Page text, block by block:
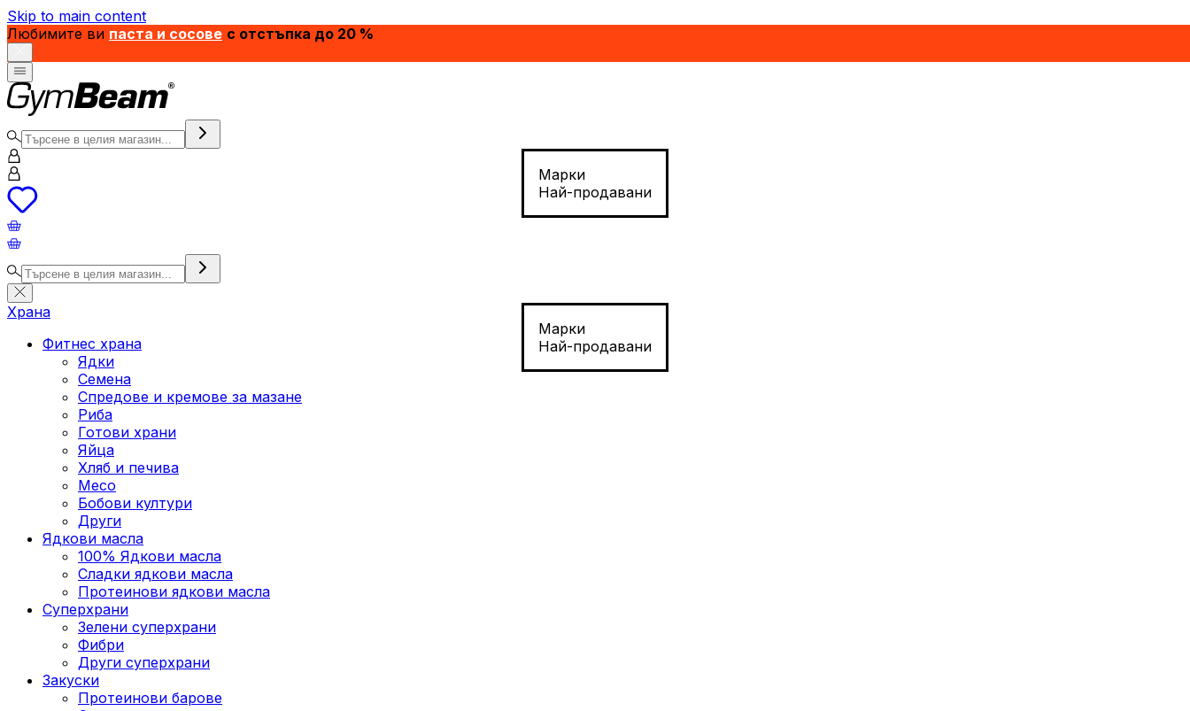
Skip to main content
Любимите ви паста и сосове с отстъпка до 20 %
Марки
Най-продавани
Марки
Най-продавани
Храна
Фитнес храна
Ядки
Семена
Спредове и кремове за мазане
Риба
Готови храни
Яйца
Хляб и печива
Месо
Бобови култури
Други
Ядкови масла
100% Ядкови масла
Сладки ядкови масла
Протеинови ядкови масла
Суперхрани
Зелени суперхрани
Фибри
Други суперхрани
3акуски
Протеинови бaрове